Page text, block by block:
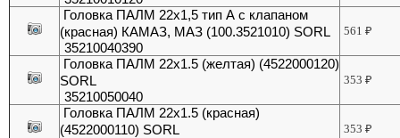
Головка ПАЛМ 22х1,5 тип А с клапаном
(красная) КАМАЗ, МАЗ (100.3521010) SORL
35210040390
561₽
Головка ПАЛМ 22х1.5 (желтая) (4522000120)
SORL
35210050040
353₽
Головка ПАЛМ 22х1.5 (красная)
(4522000110) SORL
353₽